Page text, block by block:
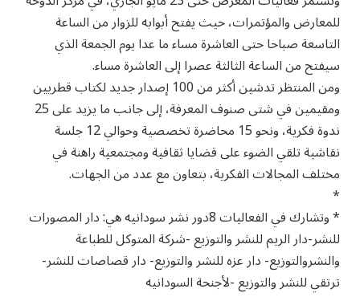
للمعارض والمؤتمرات، حيث يفتح أبوابه للزوار من الساعة
التاسعة صباحا حتى العاشرة مساء ما عدا يوم الجمعة الذي
سيفتح من الساعة الثالثة عصرا إلى العاشرة مساء.
ومن المنتظر تدشين أكثر من 100 إصدار جديد لكتاب قطريين
ومقيمين في شتى صنوف المعرفة، إلى جانب ما يزيد على 25
ندوة فكرية، ونحو 15 محاضرة تخصصية وحوالي 12 جلسة
نقاشية تلقي الضوء على قضايا ثقافية ومجتمعية راهنة في
مختلف المجالات الفكرية، بتعاون مع عدد من الجهات.
*
* وتشارك في الفعاليات 8دور نشر سودانيه هي: دار المصورات
للنشر-دار الريم للنشر والتوزيع -شركة المتوكل للطباعة
والنشروالتوزيع- دار عزه للنشر والتوزيع- دار قصاصات للنشر-
ترتقي للنشر والتوزيع -لأجنحة السودانيه